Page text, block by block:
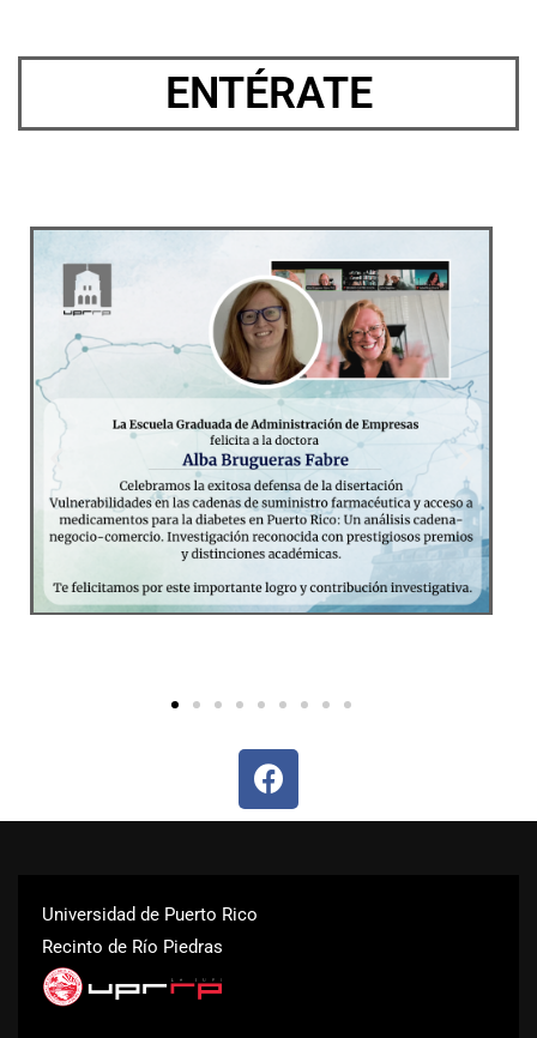
ENTÉRATE
Universidad de Puerto Rico
Recinto de Río Piedras